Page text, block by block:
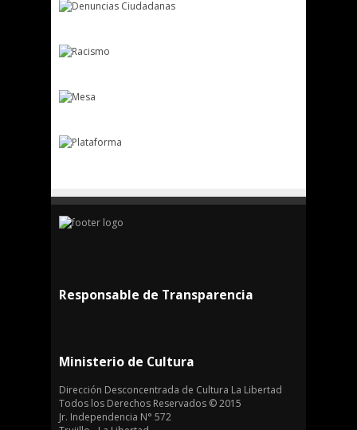
Responsable de Transparencia
Ministerio de Cultura
Dirección Desconcentrada de Cultura La Libertad
Todos los Derechos Reservados © 2015
Jr. Independencia N° 572